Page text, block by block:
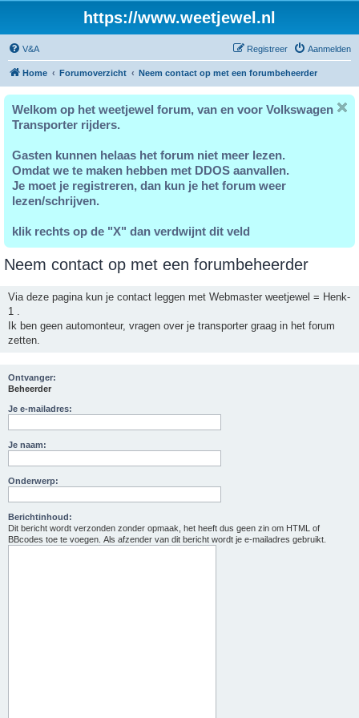
https://www.weetjewel.nl
V&A Aanmelden
Registreer
Home Forumoverzicht Neem contact op met een forumbeheerder
Welkom op het weetjewel forum, van en voor Volkswagen
Transporter rijders.
Gasten kunnen helaas het forum niet meer lezen.
Omdat we te maken hebben met DDOS aanvallen.
Je moet je registreren, dan kun je het forum weer
lezen/schrijven.
klik rechts op de "X" dan verdwijnt dit veld
Neem contact op met een forumbeheerder
Via deze pagina kun je contact leggen met Webmaster weetjewel = Henk-
1 .
Ik ben geen automonteur, vragen over je transporter graag in het forum
zetten.
Ontvanger:
Beheerder
Je e-mailadres:
Je naam:
Onderwerp:
Berichtinhoud:
Dit bericht wordt verzonden zonder opmaak, het heeft dus geen zin om HTML of
BBcodes toe te voegen. Als afzender van dit bericht wordt je e-mailadres gebruikt.